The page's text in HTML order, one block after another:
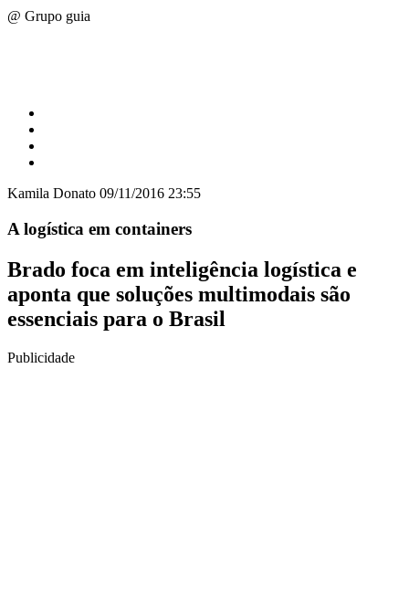
@ Grupo guia
Kamila Donato 09/11/2016 23:55
A logística em containers
Brado foca em inteligência logística e
aponta que soluções multimodais são
essenciais para o Brasil
Publicidade